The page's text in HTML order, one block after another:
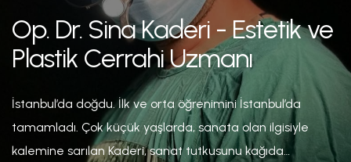
Op. Dr. Sina Kaderi - Estetik ve
Plastik Cerrahi Uzmanı
İstanbul’da doğdu. İlk ve orta öğrenimini İstanbul’da
tamamladı. Çok küçük yaşlarda, sanata olan ilgisiyle
kalemine sarılan Kaderi, sanat tutkusunu kağıda